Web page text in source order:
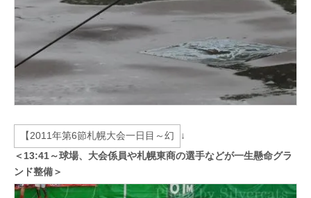
↓
＜13:41～球場、大会係員や札幌東商の選手などが一生懸命グラ
ンド整備＞